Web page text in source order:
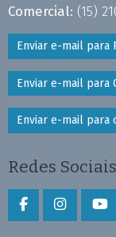
Comercial: (15)
Enviar e-mail para
Enviar e-mail para
Enviar e-mail para
Redes Sociais